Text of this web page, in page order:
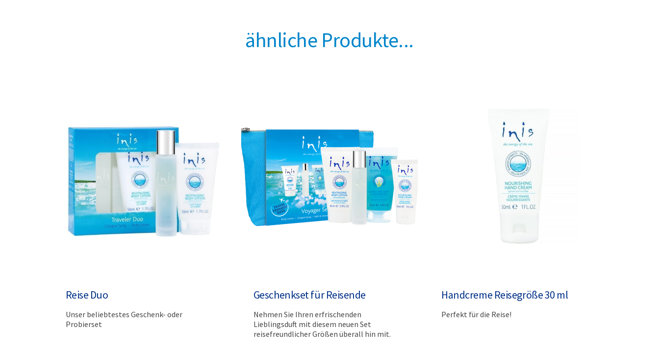
ähnliche Produkte...
Reise Duo
Unser beliebtestes Geschenk- oder
Probierset
Geschenkset für Reisende
Nehmen Sie Ihren erfrischenden
Lieblingsduft mit diesem neuen Set
reisefreundlicher Größen überall hin mit.
Handcreme Reisegröße 30 ml
Perfekt für die Reise!